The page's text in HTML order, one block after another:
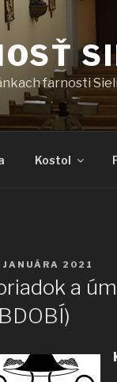
farnosti
Kostol
JANUÁRA 2021
a